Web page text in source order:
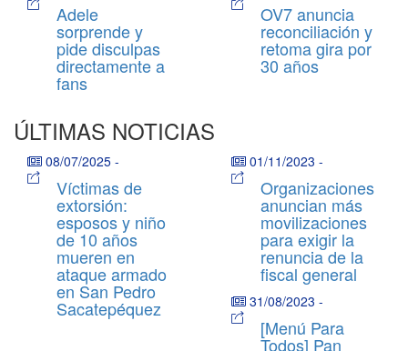
Adele
sorprende y
pide disculpas
directamente a
fans
OV7 anuncia
reconciliación y
retoma gira por
30 años
ÚLTIMAS NOTICIAS
08/07/2025 -
Víctimas de
extorsión:
esposos y niño
de 10 años
mueren en
ataque armado
en San Pedro
Sacatepéquez
01/11/2023 -
Organizaciones
anuncian más
movilizaciones
para exigir la
renuncia de la
fiscal general
31/08/2023 -
[Menú Para
Todos] Pan